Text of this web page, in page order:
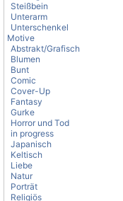
Steißbein
Unterarm
Unterschenkel
Motive
Abstrakt/Grafisch
Blumen
Bunt
Comic
Cover-Up
Fantasy
Gurke
Horror und Tod
in progress
Japanisch
Keltisch
Liebe
Natur
Porträt
Religiös